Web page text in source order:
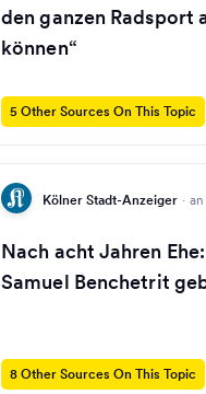
den ganzen Radsport
können“
5 Other Sources On This Topic
Kölner Stadt-Anzeiger ·
Nach acht Jahren
Samuel Benchetrit
8 Other Sources On This Topic